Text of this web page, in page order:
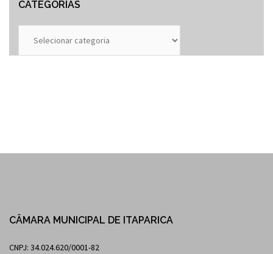
CATEGORIAS
CÂMARA MUNICIPAL DE ITAPARICA
CNPJ: 34.024.620/0001-82